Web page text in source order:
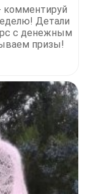
комментируй
Детали
с денежным
призы!